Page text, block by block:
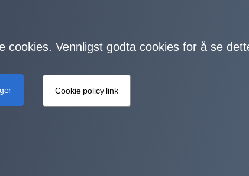
cookies. Vennligst godta cookies for å se
Cookie policy link